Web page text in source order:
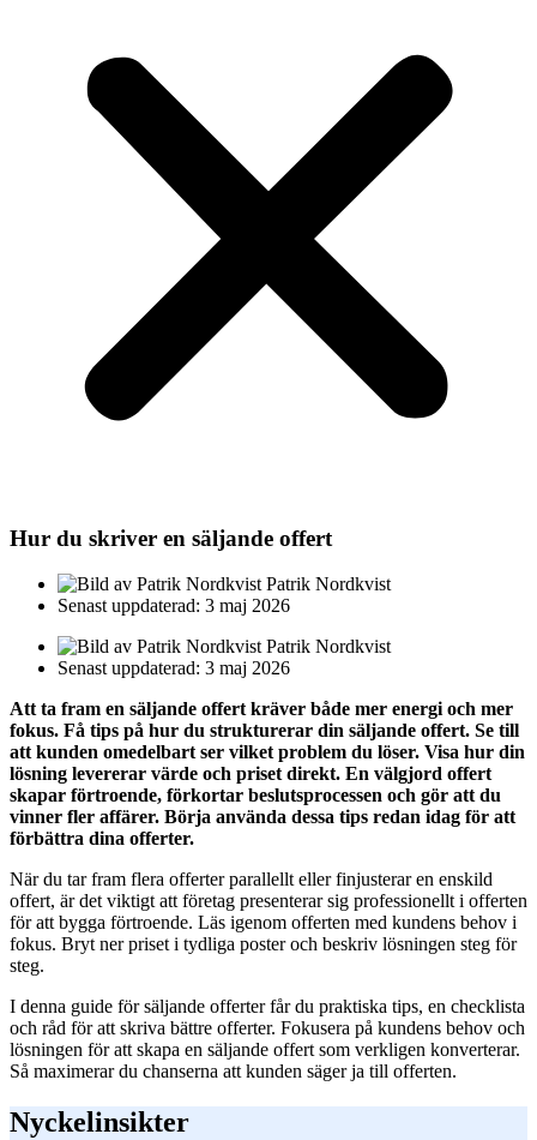
Hur du skriver en säljande offert
Patrik Nordkvist
Senast uppdaterad: 3 maj 2026
Patrik Nordkvist
Senast uppdaterad: 3 maj 2026
Att ta fram en säljande offert kräver både mer energi och mer
fokus. Få tips på hur du strukturerar din säljande offert. Se till
att kunden omedelbart ser vilket problem du löser. Visa hur din
lösning levererar värde och priset direkt. En välgjord offert
skapar förtroende, förkortar beslutsprocessen och gör att du
vinner fler affärer. Börja använda dessa tips redan idag för att
förbättra dina offerter.
När du tar fram flera offerter parallellt eller finjusterar en enskild
offert, är det viktigt att företag presenterar sig professionellt i offerten
för att bygga förtroende. Läs igenom offerten med kundens behov i
fokus. Bryt ner priset i tydliga poster och beskriv lösningen steg för
steg.
I denna guide för säljande offerter får du praktiska tips, en checklista
och råd för att skriva bättre offerter. Fokusera på kundens behov och
lösningen för att skapa en säljande offert som verkligen konverterar.
Så maximerar du chanserna att kunden säger ja till offerten.
Nyckelinsikter